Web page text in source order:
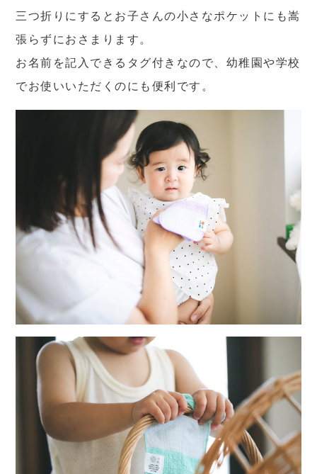
三つ折りにするとお子さんの小さなポケットにも嵩
張らずにおさまります。
お名前を記入できるタグ付きなので、幼稚園や学校
でお使いいただくのにも便利です。